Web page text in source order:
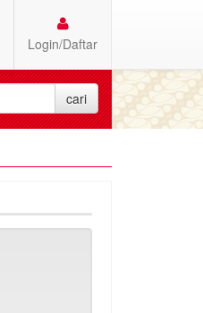
Login/Daftar